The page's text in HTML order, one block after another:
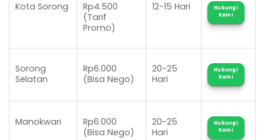
Kota Sorong
Rp4.500
(Tarif
Promo)
12-15 Hari
Hubungi
Kami
Sorong
Selatan
Rp6.000
(Bisa Nego)
20-25
Hari
Hubungi
Kami
Manokwari
Rp6.000
(Bisa Nego)
20-25
Hari
Hubungi
Kami